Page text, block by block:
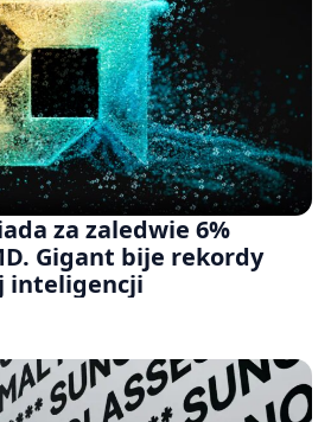
za zaledwie 6%
Gigant bije rekordy
inteligencji